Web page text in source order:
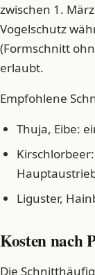
zwischen 1.
Vogelschutz
(Formschnitt
erlaubt.
Empfohlene
Thuja, Eibe:
Liguster,
Kosten nach
Die